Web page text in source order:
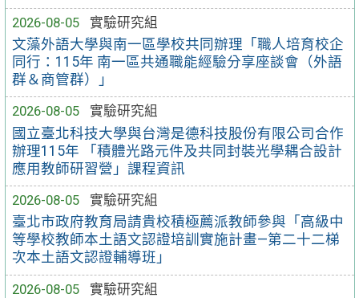
2026-08-05
實驗研究組
文藻外語大學與南一區學校共同辦理「職人培育校企
同行：115年 南一區共通職能經驗分享座談會（外語
群＆商管群）」
2026-08-05
實驗研究組
國立臺北科技大學與台灣是德科技股份有限公司合作
辦理115年 「積體光路元件及共同封裝光學耦合設計
應用教師研習營」課程資訊
2026-08-05
實驗研究組
臺北市政府教育局請貴校積極薦派教師參與「高級中
等學校教師本土語文認證培訓實施計畫—第二十二梯
次本土語文認證輔導班」
2026-08-05
實驗研究組